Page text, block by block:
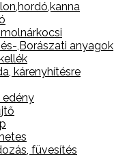
,Borászati anyagok
kárenyhítésre
füvesítés